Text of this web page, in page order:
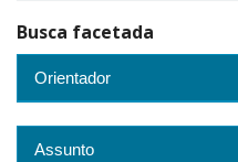
Busca facetada
Orientador
Assunto